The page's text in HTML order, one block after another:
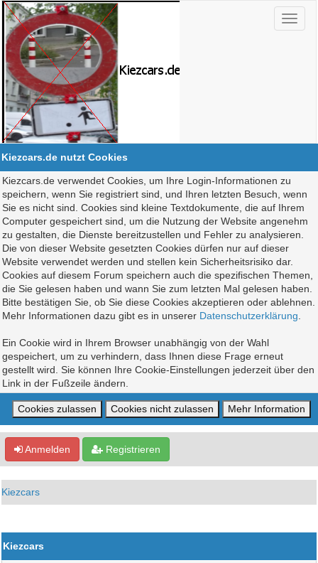
Kiezcars.de nutzt Cookies
Kiezcars.de verwendet Cookies, um Ihre Login-Informationen zu
speichern, wenn Sie registriert sind, und Ihren letzten Besuch, wenn
Sie es nicht sind. Cookies sind kleine Textdokumente, die auf Ihrem
Computer gespeichert sind, um die Nutzung der Website angenehm
zu gestalten, die Dienste bereitzustellen und Fehler zu analysieren.
Die von dieser Website gesetzten Cookies dürfen nur auf dieser
Website verwendet werden und stellen kein Sicherheitsrisiko dar.
Cookies auf diesem Forum speichern auch die spezifischen Themen,
die Sie gelesen haben und wann Sie zum letzten Mal gelesen haben.
Bitte bestätigen Sie, ob Sie diese Cookies akzeptieren oder ablehnen.
Mehr Informationen dazu gibt es in unserer Datenschutzerklärung
Ein Cookie wird in Ihrem Browser unabhängig von der Wahl
gespeichert, um zu verhindern, dass Ihnen diese Frage erneut
gestellt wird. Sie können Ihre Cookie-Einstellungen jederzeit über den
Link in der Fußzeile ändern.
Anmelden Registrieren
Kiezcars
Kiezcars